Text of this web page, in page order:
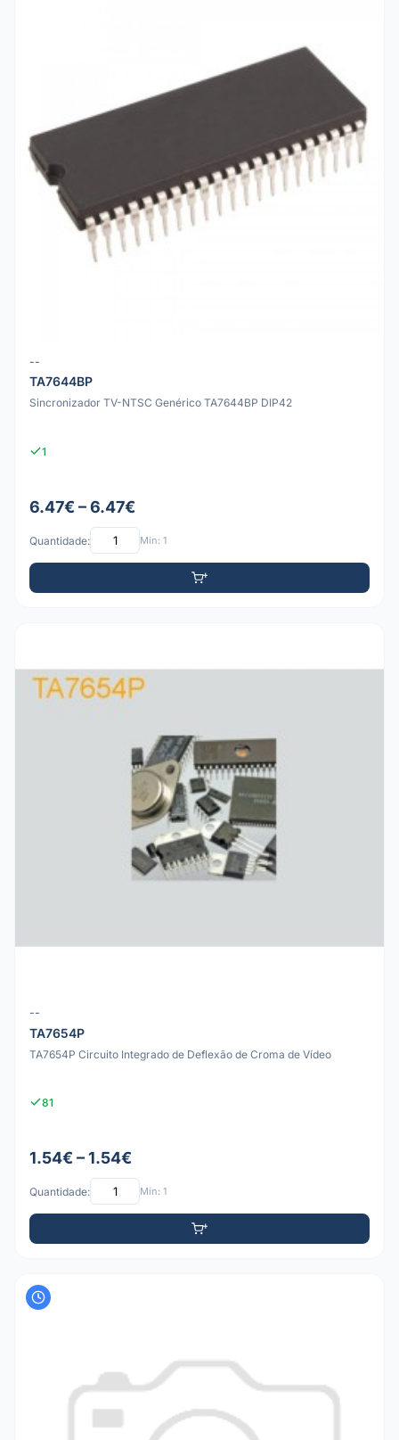
--
TA7644BP
Sincronizador TV-NTSC Genérico TA7644BP DIP42
1
6.47€ – 6.47€
Quantidade: Mín: 1
--
TA7654P
TA7654P Circuito Integrado de Deflexão de Croma de Vídeo
81
1.54€ – 1.54€
Quantidade: Mín: 1